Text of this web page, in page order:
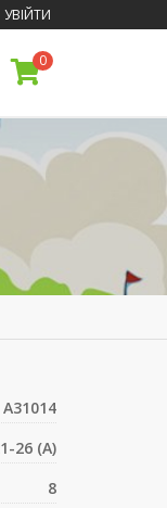
УВІЙТИ
0
A31014
26 (A)
8